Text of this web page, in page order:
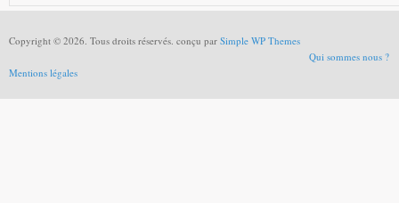
Copyright © 2026. Tous droits réservés. conçu par Simple WP Themes
Qui sommes nous ?
Mentions légales